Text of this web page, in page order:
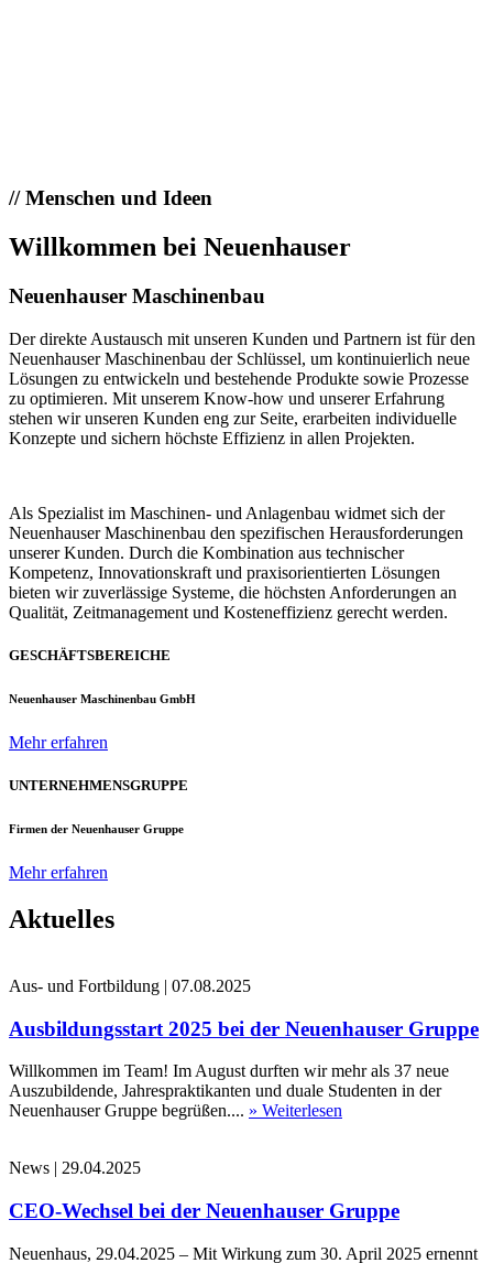
//Menschen und Ideen
Willkommen bei Neuenhauser
Neuenhauser Maschinenbau
Der direkte Austausch mit unseren Kunden und Partnern ist für den
Neuenhauser Maschinenbau der Schlüssel, um kontinuierlich neue
Lösungen zu entwickeln und bestehende Produkte sowie Prozesse
zu optimieren. Mit unserem Know-how und unserer Erfahrung
stehen wir unseren Kunden eng zur Seite, erarbeiten individuelle
Konzepte und sichern höchste Effizienz in allen Projekten.
Als Spezialist im Maschinen- und Anlagenbau widmet sich der
Neuenhauser Maschinenbau den spezifischen Herausforderungen
unserer Kunden. Durch die Kombination aus technischer
Kompetenz, Innovationskraft und praxisorientierten Lösungen
bieten wir zuverlässige Systeme, die höchsten Anforderungen an
Qualität, Zeitmanagement und Kosteneffizienz gerecht werden.
GESCHÄFTSBEREICHE
Neuenhauser Maschinenbau GmbH
Mehr erfahren
UNTERNEHMENSGRUPPE
Firmen der Neuenhauser Gruppe
Mehr erfahren
Aktuelles
Aus- und Fortbildung | 07.08.2025
Ausbildungsstart 2025 bei der Neuenhauser Gruppe
Willkommen im Team! Im August durften wir mehr als 37 neue
Auszubildende, Jahrespraktikanten und duale Studenten in der
Neuenhauser Gruppe begrüßen.... » Weiterlesen
News | 29.04.2025
CEO-Wechsel bei der Neuenhauser Gruppe
Neuenhaus, 29.04.2025 – Mit Wirkung zum 30. April 2025 ernennt